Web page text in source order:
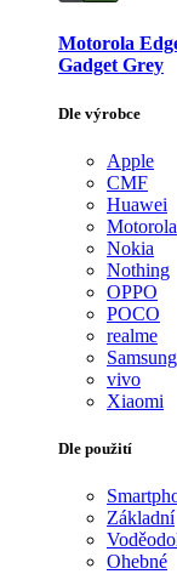
Motorola
Gadget Grey
Dle výrobce
Apple
CMF
Huawei
Motorola
Nokia
Nothing
OPPO
POCO
realme
Samsung
vivo
Xiaomi
Dle použití
Základní
Ohebné